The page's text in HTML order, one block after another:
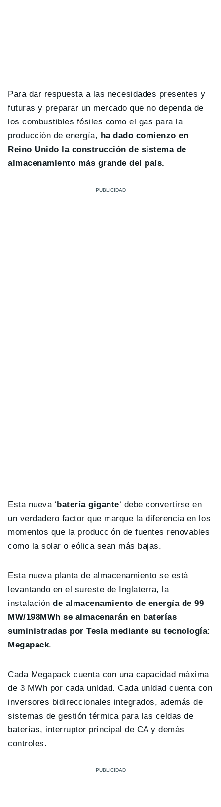
Para dar respuesta a las necesidades presentes y
futuras y preparar un mercado que no dependa de
los combustibles fósiles como el gas para la
producción de energía, ha dado comienzo en
Reino Unido la construcción de sistema de
almacenamiento más grande del país.
Esta nueva ‘batería gigante‘ debe convertirse en
un verdadero factor que marque la diferencia en los
momentos que la producción de fuentes renovables
como la solar o eólica sean más bajas.
Esta nueva planta de almacenamiento se está
levantando en el sureste de Inglaterra, la
instalaciónde almacenamiento de energía de 99
MW/198MWh se almacenarán en baterías
suministradas por Tesla mediante su tecnología:
Megapack.
Cada Megapack cuenta con una capacidad máxima
de 3 MWh por cada unidad. Cada unidad cuenta con
inversores bidireccionales integrados, además de
sistemas de gestión térmica para las celdas de
baterías, interruptor principal de CA y demás
controles.